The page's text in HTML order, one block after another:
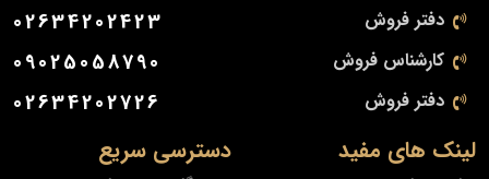
دسترسی سریع لینک های مفید
دفتر فروش 02634202423
کارشناس فروش 09025058790
دفتر فروش 02634202726